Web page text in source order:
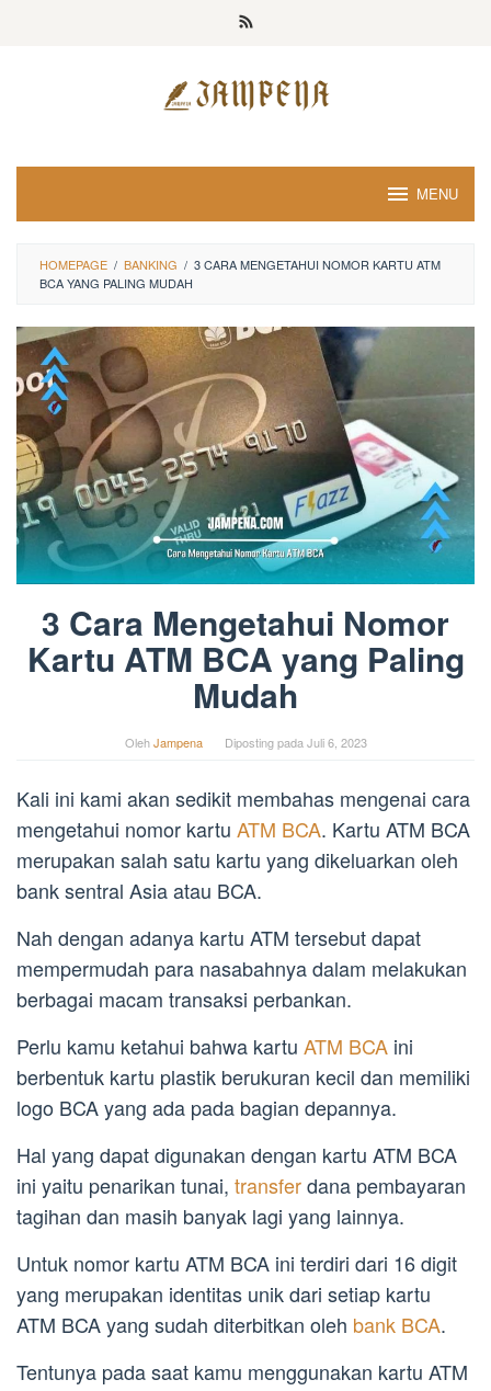
MENU
HOMEPAGE / BANKING / 3 CARA MENGETAHUI NOMOR KARTU ATM
BCA YANG PALING MUDAH
3 Cara Mengetahui Nomor
Kartu ATM BCA yang Paling
Mudah
OlehJampena Diposting pada Juli 6, 2023
Kali ini kami akan sedikit membahas mengenai cara
mengetahui nomor kartu ATM BCA. Kartu ATM BCA
merupakan salah satu kartu yang dikeluarkan oleh
bank sentral Asia atau BCA.
Nah dengan adanya kartu ATM tersebut dapat
mempermudah para nasabahnya dalam melakukan
berbagai macam transaksi perbankan.
Perlu kamu ketahui bahwa kartu ATM BCA ini
berbentuk kartu plastik berukuran kecil dan memiliki
logo BCA yang ada pada bagian depannya.
Hal yang dapat digunakan dengan kartu ATM BCA
ini yaitu penarikan tunai, transferdana pembayaran
tagihan dan masih banyak lagi yang lainnya.
Untuk nomor kartu ATM BCA ini terdiri dari 16 digit
yang merupakan identitas unik dari setiap kartu
ATM BCA yang sudah diterbitkan oleh bank BCA.
Tentunya pada saat kamu menggunakan kartu ATM